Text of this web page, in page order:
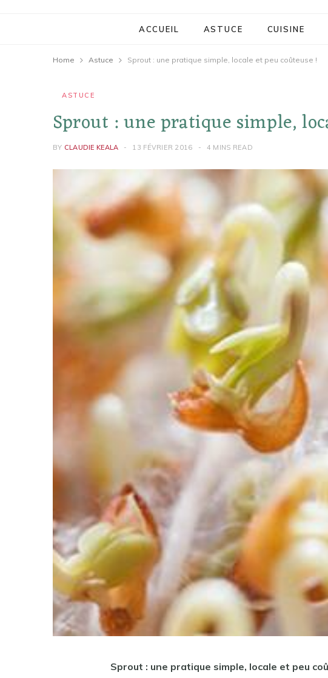
ACCUEIL ASTUCE CUISINE
Home Astuce Sprout : une pratique simple, locale et peu coûteuse !
ASTUCE
Sprout : une pratique simple,
BY CLAUDIE KEALA 13 FÉVRIER 2016 4 MINS READ
Sprout : une pratique simple, locale et peu